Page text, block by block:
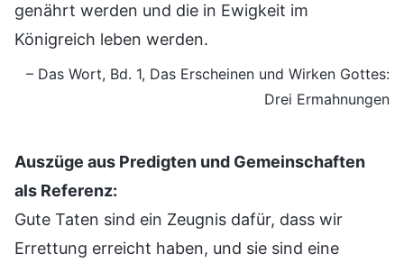
genährt werden und die in Ewigkeit im
Königreich leben werden.
– Das Wort, Bd. 1, Das Erscheinen und Wirken Gottes:
Drei Ermahnungen
Auszüge aus Predigten und Gemeinschaften
als Referenz:
Gute Taten sind ein Zeugnis dafür, dass wir
Errettung erreicht haben, und sie sind eine